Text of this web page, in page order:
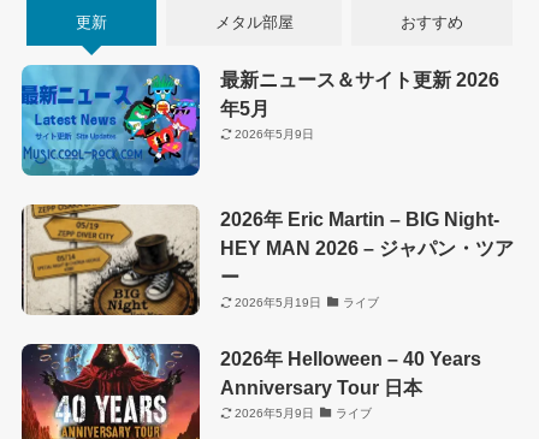
更新 メタル部屋 おすすめ
最新ニュース＆サイト更新 2026
年5月
2026年5月9日
2026年 Eric Martin – BIG Night-
HEY MAN 2026 – ジャパン・ツア
ー
2026年5月19日 ライブ
2026年 Helloween – 40 Years
Anniversary Tour 日本
2026年5月9日 ライブ